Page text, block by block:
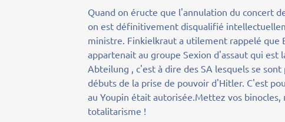
Quand on éructe que l'annulation du concert
on est définitivement disqualifié
ministre. Finkielkraut a utilement rappelé
appartenait au groupe Sexion d'assaut qui est
Abteilung , c'est à dire des SA lesquels se
débuts de la prise de pouvoir d'Hitler. C'est
au Youpin était autorisée.Mettez vos
totalitarisme !